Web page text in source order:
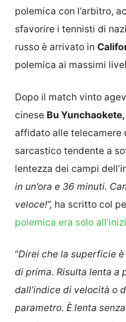
polemica con l’arbitro,
sfavorire i tennisti di
russo è arrivato in
polemica ai massimi
Dopo il match vinto
cinese Bu
affidato alle telecamere
sarcastico tendente a
lentezza dei campi
in un’ora e 36 minuti.
veloce!”, ha scritto col
polemica era solo
“Direi che la superficie
di prima. Risulta lenta a
dall’indice di velocità o
parametro. È lenta